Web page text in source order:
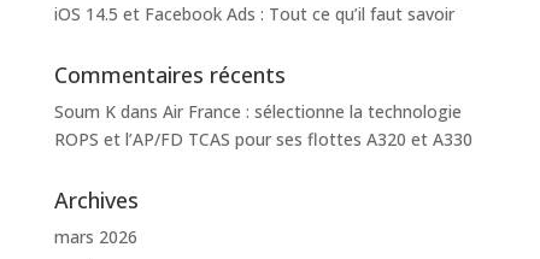
iOS 14.5 et Facebook Ads : Tout ce qu’il faut savoir
Commentaires récents
Soum Kdans Air France : sélectionne la technologie
ROPS et l’AP/FD TCAS pour ses flottes A320 et A330
Archives
mars 2026